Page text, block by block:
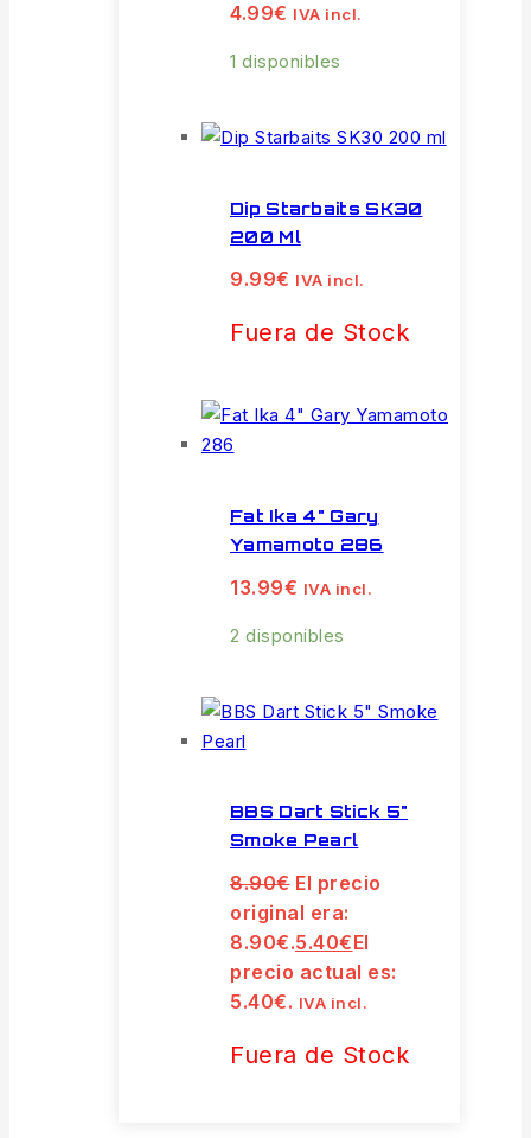
4.99€ IVA incl.
1 disponibles
Dip Starbaits SK30
200 Ml
9.99€ IVA incl.
Fuera de Stock
Fat Ika 4" Gary
Yamamoto 286
13.99€ IVA incl.
2 disponibles
BBS Dart Stick 5"
Smoke Pearl
8.90€ El precio
original era:
8.90€.5.40€El
precio actual es:
5.40€. IVA incl.
Fuera de Stock